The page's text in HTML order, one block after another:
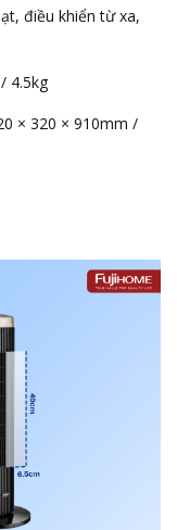
điều khiển từ xa,
4.5kg
× 320 × 910mm /